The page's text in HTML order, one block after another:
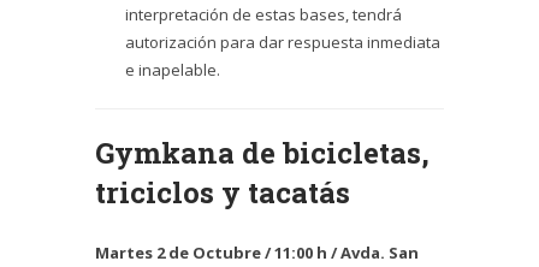
interpretación de estas bases, tendrá
autorización para dar respuesta inmediata
e inapelable.
Gymkana de bicicletas,
triciclos y tacatás
Martes 2 de Octubre / 11:00 h / Avda. San